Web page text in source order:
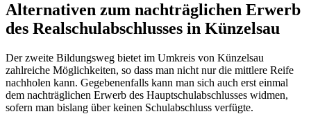
Alternativen zum nachträglichen Erwerb
des Realschulabschlusses in Künzelsau
Der zweite Bildungsweg bietet im Umkreis von Künzelsau
zahlreiche Möglichkeiten, so dass man nicht nur die mittlere Reife
nachholen kann. Gegebenenfalls kann man sich auch erst einmal
dem nachträglichen Erwerb des Hauptschulabschlusses widmen,
sofern man bislang über keinen Schulabschluss verfügte.